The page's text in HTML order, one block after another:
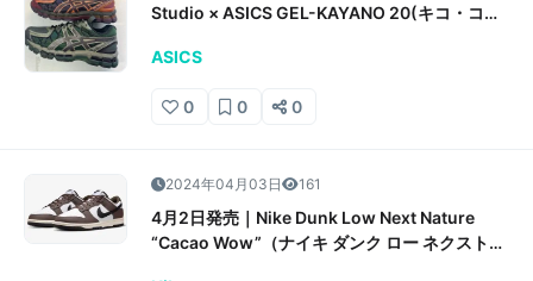
Studio × ASICS GEL-KAYANO 20(キコ・コス
20）販売/定価/店舗情報まとめ
ASICS
0 0 0
2024年04月03日 161
4月2日発売｜Nike Dunk Low Next Nature
“Cacao Wow”（ナイキ ダンク ロー ネクストネ